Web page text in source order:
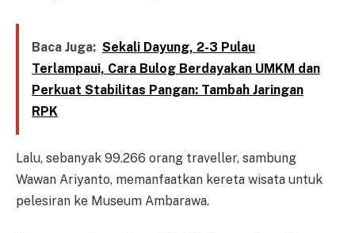
Baca Juga: Sekali Dayung, 2-3 Pulau
Terlampaui, Cara Bulog Berdayakan UMKM dan
Perkuat Stabilitas Pangan: Tambah Jaringan
RPK
Lalu, sebanyak 99.266 orang traveller, sambung
Wawan Ariyanto, memanfaatkan kereta wisata untuk
pelesiran ke Museum Ambarawa.